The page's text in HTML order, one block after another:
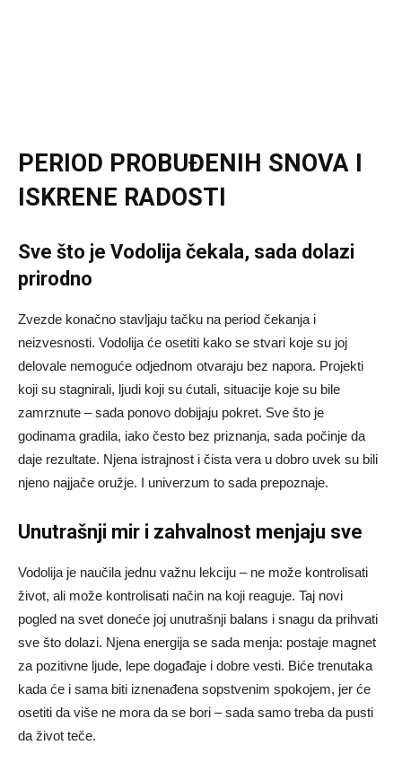
PERIOD PROBUĐENIH SNOVA I
ISKRENE RADOSTI
Sve što je Vodolija čekala, sada dolazi
prirodno
Zvezde konačno stavljaju tačku na period čekanja i
neizvesnosti. Vodolija će osetiti kako se stvari koje su joj
delovale nemoguće odjednom otvaraju bez napora. Projekti
koji su stagnirali, ljudi koji su ćutali, situacije koje su bile
zamrznute – sada ponovo dobijaju pokret. Sve što je
godinama gradila, iako često bez priznanja, sada počinje da
daje rezultate. Njena istrajnost i čista vera u dobro uvek su bili
njeno najjače oružje. I univerzum to sada prepoznaje.
Unutrašnji mir i zahvalnost menjaju sve
Vodolija je naučila jednu važnu lekciju – ne može kontrolisati
život, ali može kontrolisati način na koji reaguje. Taj novi
pogled na svet doneće joj unutrašnji balans i snagu da prihvati
sve što dolazi. Njena energija se sada menja: postaje magnet
za pozitivne ljude, lepe događaje i dobre vesti. Biće trenutaka
kada će i sama biti iznenađena sopstvenim spokojem, jer će
osetiti da više ne mora da se bori – sada samo treba da pusti
da život teče.